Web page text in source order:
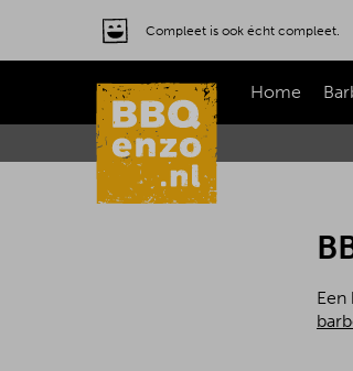
Compleet is ook écht compleet.
Home
Een